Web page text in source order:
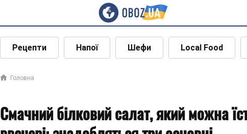
Рецепти Напої Шефи Local Food
Головна
Смачний білковий салат, який можна